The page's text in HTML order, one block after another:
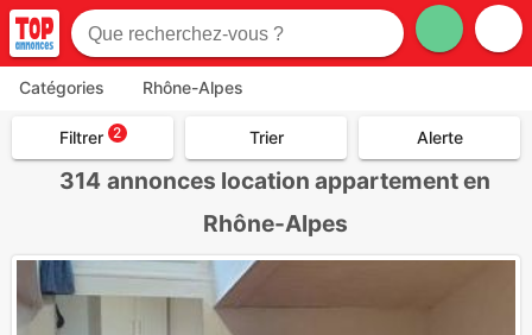
Catégories Rhône-Alpes
Filtrer 2 Trier Alerte
314 annonces location appartement en
Rhône-Alpes